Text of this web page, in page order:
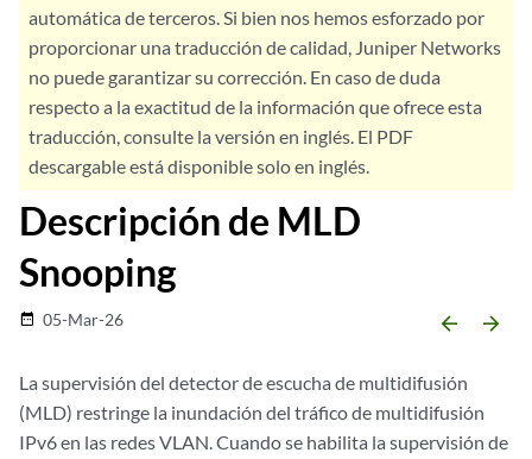
automática de terceros. Si bien nos hemos esforzado por
proporcionar una traducción de calidad, Juniper Networks
no puede garantizar su corrección. En caso de duda
respecto a la exactitud de la información que ofrece esta
traducción, consulte la versión en inglés. El PDF
descargable está disponible solo en inglés.
Descripción de MLD
Snooping
date_range 05-Mar-26 arrow_backward arrow_forward
La supervisión del detector de escucha de multidifusión
(MLD) restringe la inundación del tráfico de multidifusión
IPv6 en las redes VLAN. Cuando se habilita la supervisión de